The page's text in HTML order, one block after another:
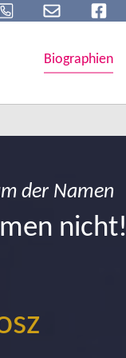
Biographien
der Namen
nicht!